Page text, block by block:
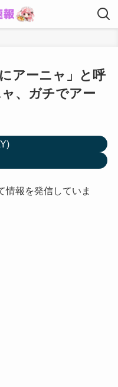
アーニャ」と呼
、ガチでアー
情報を発信していま